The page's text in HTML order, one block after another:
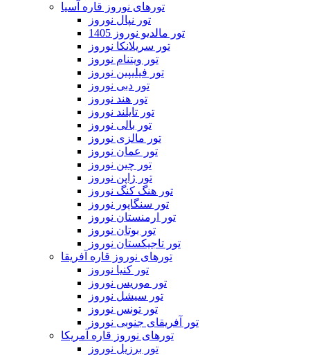
تورهای نوروز قاره آسیا
تور نپال نوروز
تور مالدیو نوروز 1405
تور سریلانکا نوروز
تور ویتنام نوروز
تور فیلیپین نوروز
تور دبی نوروز
تور هند نوروز
تور تایلند نوروز
تور بالی نوروز
تور مالزی نوروز
تور عمان نوروز
تور چین نوروز
تور ژاپن نوروز
تور هنگ کنگ نوروز
تور سنگاپور نوروز
تور ارمنستان نوروز
تور بوتان نوروز
تور تاجیکستان نوروز
تورهای نوروز قاره آفریقا
تور کنیا نوروز
تور موریس نوروز
تور سیشل نوروز
تور تونس نوروز
تور آفریقای جنوبی نوروز
تورهای نوروز قاره آمریکا
تور برزیل نوروز